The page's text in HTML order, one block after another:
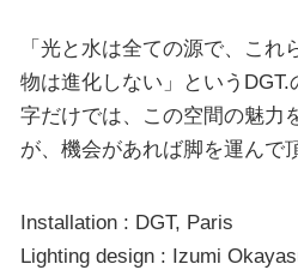
「光と水は全ての源で、これ
物は進化しない」という
字だけでは、この空間の魅力
が、機会があれば脚を運んで
Installation : DGT, Paris
Lighting design : Izumi